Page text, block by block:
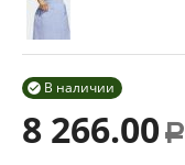
В наличии

8 266.00 Р